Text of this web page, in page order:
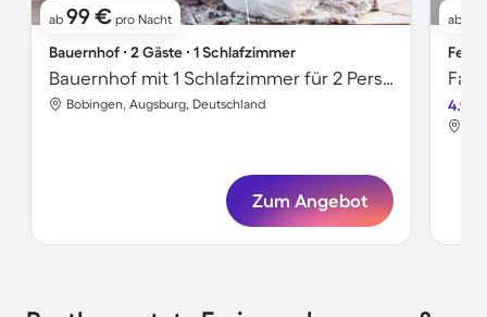
ab 99 € pro Nacht
Bauernhof ∙ 2 Gäste ∙ 1 Schlafzimmer
Bauernhof mit 1 Schlafzimmer für 2 Personen
Bobingen, Augsburg, Deutschland
Zum Angebot
ab
4.9